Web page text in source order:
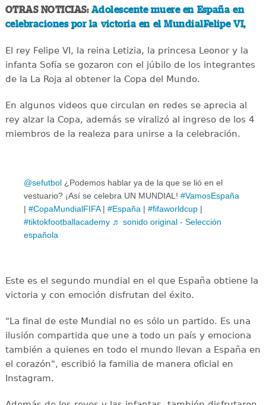
OTRAS NOTICIAS: Adolescente muere en España en
celebraciones por la victoria en el MundialFelipe VI,
El rey Felipe VI, la reina Letizia, la princesa Leonor y la
infanta Sofía se gozaron con el júbilo de los integrantes
de la La Roja al obtener la Copa del Mundo.
En algunos videos que circulan en redes se aprecia al
rey alzar la Copa, además se viralizó al ingreso de los 4
miembros de la realeza para unirse a la celebración.
@sefutbol ¿Podemos hablar ya de la que se lió en el
vestuario? ¡Así se celebra UN MUNDIAL! #VamosEspaña
| #CopaMundialFIFA| #España | #fifaworldcup |
#tiktokfootballacademy ♬ sonido original - Selección
española
Este es el segundo mundial en el que España obtiene la
victoria y con emoción disfrutan del éxito.
"La final de este Mundial no es sólo un partido. Es una
ilusión compartida que une a todo un país y emociona
también a quienes en todo el mundo llevan a España en
el corazón", escribió la familia de manera oficial en
Instagram.